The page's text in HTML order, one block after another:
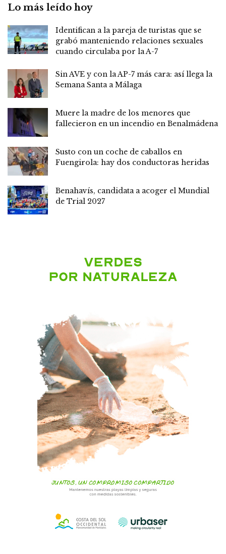
Lo más leído hoy
Identifican a la pareja de turistas que se
grabó manteniendo relaciones sexuales
cuando circulaba por la A-7
Sin AVE y con la AP-7 más cara: así llega la
Semana Santa a Málaga
Muere la madre de los menores que
fallecieron en un incendio en Benalmádena
Susto con un coche de caballos en
Fuengirola: hay dos conductoras heridas
Benahavís, candidata a acoger el Mundial
de Trial 2027